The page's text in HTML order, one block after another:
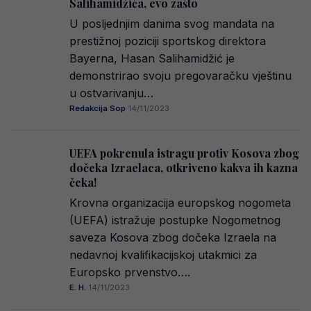
Salihamidžića, evo zašto
U posljednjim danima svog mandata na
prestižnoj poziciji sportskog direktora
Bayerna, Hasan Salihamidžić je
demonstrirao svoju pregovaračku vještinu
u ostvarivanju…
Redakcija Sop·14/11/2023
UEFA pokrenula istragu protiv Kosova zbog
dočeka Izraelaca, otkriveno kakva ih kazna
čeka!
Krovna organizacija europskog nogometa
(UEFA) istražuje postupke Nogometnog
saveza Kosova zbog dočeka Izraela na
nedavnoj kvalifikacijskoj utakmici za
Europsko prvenstvo….
E. H.·14/11/2023